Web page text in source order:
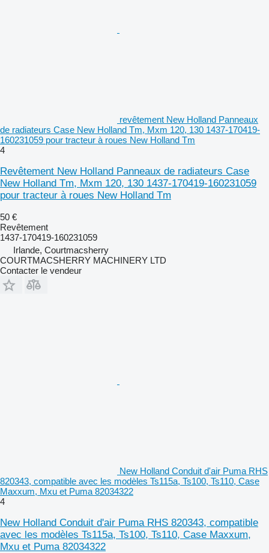
revêtement New Holland Panneaux
de radiateurs Case New Holland Tm, Mxm 120, 130 1437-170419-
160231059 pour tracteur à roues New Holland Tm
4
Revêtement New Holland Panneaux de radiateurs Case
New Holland Tm, Mxm 120, 130 1437-170419-160231059
pour tracteur à roues New Holland Tm
50 €
Revêtement
1437-170419-160231059
Irlande, Courtmacsherry
COURTMACSHERRY MACHINERY LTD
Contacter le vendeur
New Holland Conduit d'air Puma RHS
820343, compatible avec les modèles Ts115a, Ts100, Ts110, Case
Maxxum, Mxu et Puma 82034322
4
New Holland Conduit d'air Puma RHS 820343, compatible
avec les modèles Ts115a, Ts100, Ts110, Case Maxxum,
Mxu et Puma 82034322